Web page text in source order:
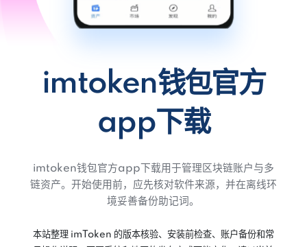
imtoken钱包官方
app下载
imtoken钱包官方app下载用于管理区块链账户与多
链资产。开始使用前，应先核对软件来源，并在离线环
境妥善备份助记词。
本站整理 imToken 的版本核验、安装前检查、账户备份和常